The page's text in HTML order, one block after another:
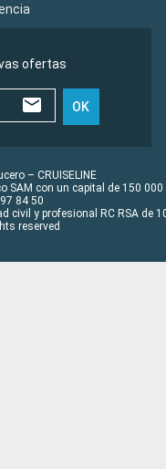
ofertas
OK
– CRUISELINE
SAM con un capital de 150 000
84 50
civil y profesional RC RSA de
reserved